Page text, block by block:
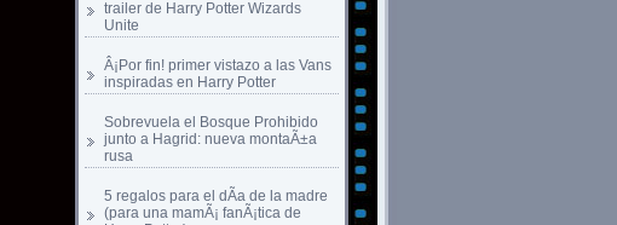
trailer de Harry Potter Wizards
Unite
Â¡Por fin! primer vistazo a las Vans
inspiradas en Harry Potter
Sobrevuela el Bosque Prohibido
junto a Hagrid: nueva montaÃ±a
rusa
5 regalos para el dÃ­a de la madre
(para una mamÃ¡ fanÃ¡tica de